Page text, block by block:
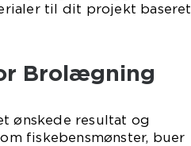
til dit projekt baseret
Brolægning
ønskede resultat og
fiskebensmønster, buer